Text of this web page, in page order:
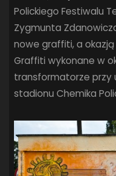
Polickiego Festiwalu
Zygmunta
nowe graffiti, a
Graffiti wykonane w
transformatorze przy
stadionu Chemika
SANDRA SPA POGOŃ SZCZECIN
SPARING(110) SPR
SPÓJNIA STARGARD (35)
SUPERLIGA KOBIET(58)
TAURON LIGA KOBIET (106)
WYGRANA(43)